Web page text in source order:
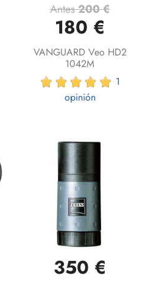
Antes200 €
180 €
VANGUARD Veo HD2
1042M
1
opinión
350 €